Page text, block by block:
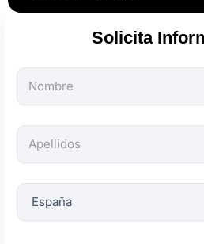
Solicita
Todos
los
son
obligatorios.